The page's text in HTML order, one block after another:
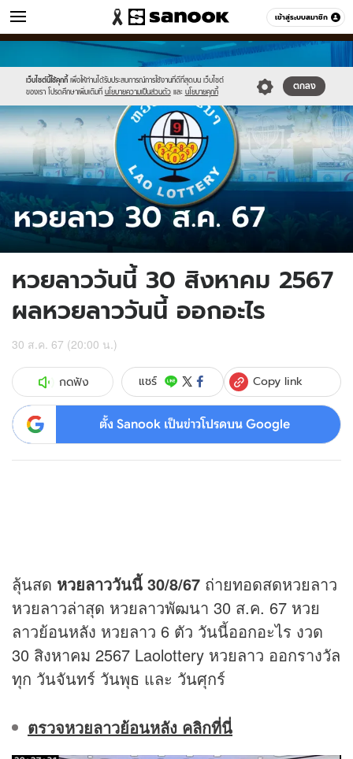
เข้าสู่ระบบสมาชิก
ข่าว หมวดอื่นๆ
เว็บไซต์นี้ใช้คุกกี้ เพื่อให้ท่านได้รับประสบการณ์การใช้งานที่ดีที่สุดบน เว็บไซต์
ของเรา โปรดศึกษาเพิ่มเติมที่ นโยบายความเป็นส่วนตัว และ นโยบายคุกกี้
ตกลง
//s.isanook.com/sr/0/images/logo-
new-
sanook.png
//s.isanook.com/ns/0/ud/1905/9527858/newlaolottotemplate(1).jpg
หวยลาววันนี้ 30 สิงหาคม 2567
ผลหวยลาววันนี้ ออกอะไร
30 ส.ค. 67 (20:00 น.)
กดฟัง แชร์ Copy link
ตั้ง Sanook เป็นข่าวโปรดบน Google
ลุ้นสด หวยลาววันนี้ 30/8/67 ถ่ายทอดสดหวยลาว
หวยลาวล่าสุด หวยลาวพัฒนา 30 ส.ค. 67 หวย
ลาวย้อนหลัง หวยลาว 6 ตัว วันนี้ออกอะไร งวด
30 สิงหาคม 2567 Laolottery หวยลาว ออกรางวัล
ทุก วันจันทร์ วันพุธ และ วันศุกร์
ตรวจหวยลาวย้อนหลัง คลิกที่นี่